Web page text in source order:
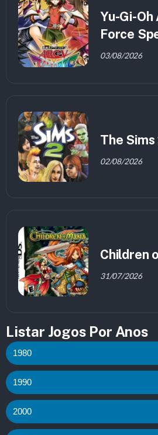
Yu-Gi-Oh
Force
03/08/2026
The Sims
02/08/2026
Children
31/07/2026
Listar Jogos Por Anos
1980
1990
2000